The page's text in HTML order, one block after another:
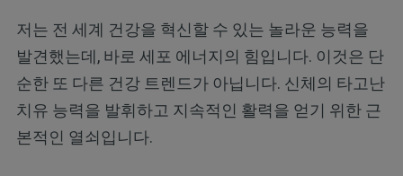
저는 전 세계 건강을 혁신할 수 있는 놀라운 능력을
발견했는데, 바로 세포 에너지의 힘입니다. 이것은 단
순한 또 다른 건강 트렌드가 아닙니다. 신체의 타고난
치유 능력을 발휘하고 지속적인 활력을 얻기 위한 근
본적인 열쇠입니다.